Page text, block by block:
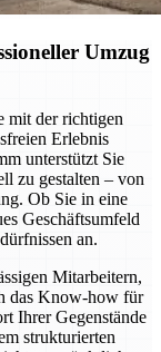
Umzug
mit der richtigen
Erlebnis
unterstützt Sie
zu gestalten – von
Ob Sie in eine
Geschäftsumfeld
an.
Mitarbeitern,
das Know-how für
Ihrer Gegenstände
strukturierten